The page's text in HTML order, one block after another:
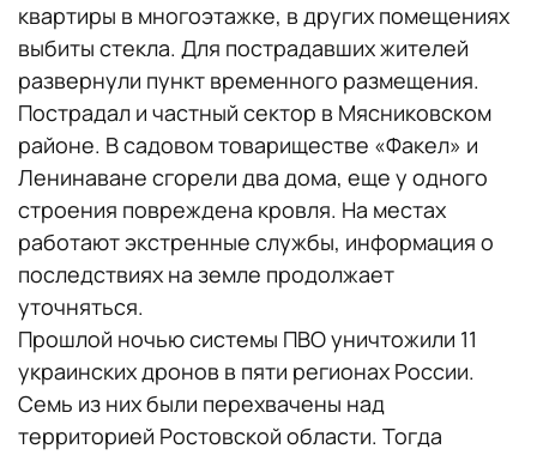
квартиры в многоэтажке, в других помещениях
выбиты стекла. Для пострадавших жителей
развернули пункт временного размещения.
Пострадал и частный сектор в Мясниковском
районе. В садовом товариществе «Факел» и
Ленинаване сгорели два дома, еще у одного
строения повреждена кровля. На местах
работают экстренные службы, информация о
последствиях на земле продолжает
уточняться.
Прошлой ночью системы ПВО уничтожили 11
украинских дронов в пяти регионах России.
Семь из них были перехвачены над
территорией Ростовской области. Тогда